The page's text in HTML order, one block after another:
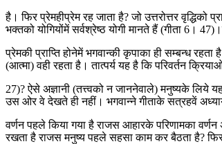
है। फिर प्रेमहीप्रेम रह जाता है? जो उत्तरोत्तर
भक्तको योगियोंमें सर्वश्रेष्ठ योगी मानते हैं (गीता 6।
प्रेमकी प्राप्ति होनेमें भगवान्की कृपाका ही सम्बन्ध
(आत्मा) वही रहता है। तात्पर्य यह है कि परिवर्तन
27)? ऐसे अज्ञानी (तत्त्वको न जाननेवाले) मनुष्यके लिये
उस ओर वे देखते ही नहीं। भगवान्ने गीताके सत्रहवें
वर्णन पहले किया गया है राजस आहारके परिणामका
रखता है राजस मनुष्य पहले सहसा काम कर बैठता है? फिर